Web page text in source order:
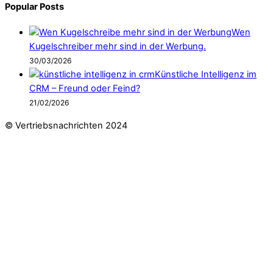
Popular Posts
Wen
Kugelschreiber mehr sind in der Werbung.
30/03/2026
Künstliche Intelligenz im
CRM – Freund oder Feind?
21/02/2026
© Vertriebsnachrichten 2024